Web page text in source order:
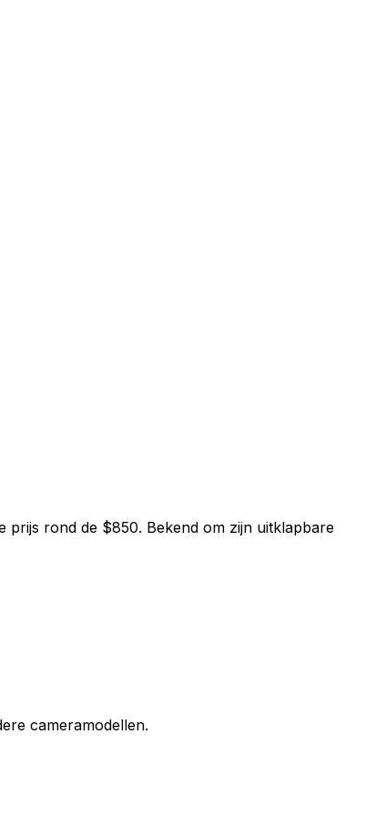
prijs rond de $850. Bekend om zijn uitklapbare
cameramodellen.